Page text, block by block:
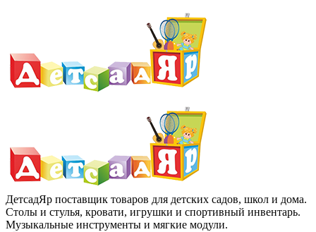
ДетсадЯр поставщик товаров для детских садов, школ и дома.
Столы и стулья, кровати, игрушки и спортивный инвентарь.
Музыкальные инструменты и мягкие модули.